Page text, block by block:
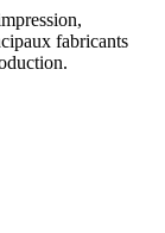
fabricants